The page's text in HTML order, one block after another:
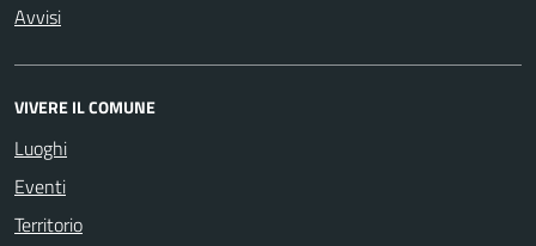
Avvisi
VIVERE IL COMUNE
Luoghi
Eventi
Territorio